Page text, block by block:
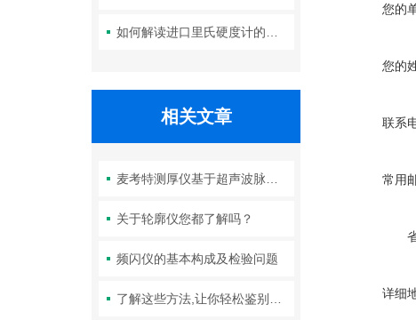
相关文章
关于轮廓仪您都了解吗？
频闪仪的基本构成及检验问题
您的
您的
联系
常用
详细